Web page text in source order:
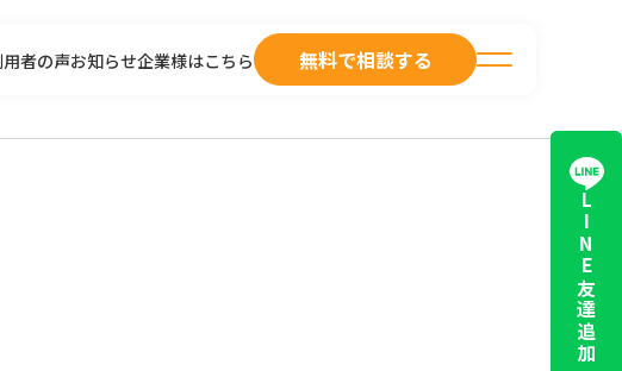
用者の声お知らせ企業様はこちら 無料で相談する
LINE友達追加